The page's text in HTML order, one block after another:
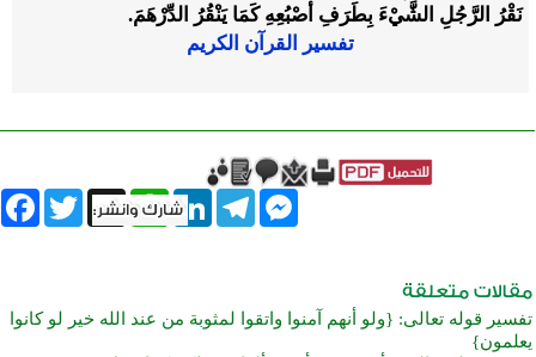
نَقْرُ الرَّجُلِ الشَّيْءَ بِطَرَفِ أُصْبُعِهِ كَمَا يَنْقُرُ الدِّرْهَمَ.
تفسير القرآن الكريم
Twitter X
WhatsAppLinkedInTelegram
Messenger
تفسير قوله تعالى: {ولو أنهم آمنوا واتقوا لمثوبة من عند الله خير لو كانوا
يعلمون}